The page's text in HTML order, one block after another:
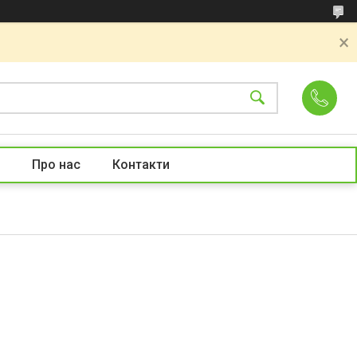
Про нас Контакти